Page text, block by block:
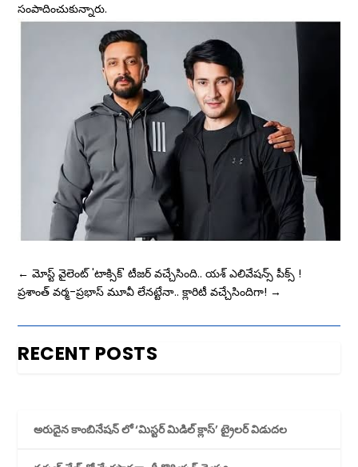
సంపాదించుకున్నారు.
←మోస్ట్ వైలెంట్ 'టాక్సిక్' టీజర్ వచ్చేసింది.. యశ్ ఎలివేషన్స్ పీక్స్ !
ప్రశాంత్‌ వర్మ-ప్రభాస్‌ మూవీ లేనట్టేనా.. క్లారిటీ వచ్చేసిందిగా! →
RECENT POSTS
అరుదైన కాంబినేషన్ లో ‘మిస్టర్ మిడిల్ క్లాస్’ ట్రైలర్ విడుదల